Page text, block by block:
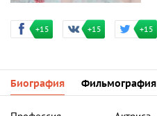
+15 +15 +15
Биография Фильмография